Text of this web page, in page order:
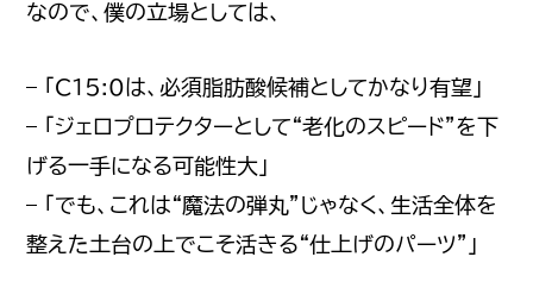
なので、僕の立場としては、
– 「C15:0は、必須脂肪酸候補としてかなり有望」
– 「ジェロプロテクターとして“老化のスピード”を下
げる一手になる可能性大」
– 「でも、これは“魔法の弾丸”じゃなく、生活全体を
整えた土台の上でこそ活きる“仕上げのパーツ”」